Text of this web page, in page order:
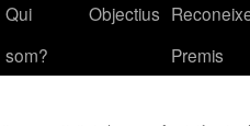
Qui
som?
Objectius
Premis